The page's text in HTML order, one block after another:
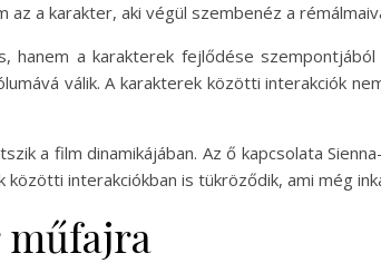
a karakter, aki végül szembenéz a
a karakterek fejlődése
válik. A karakterek közötti interakciók
a film dinamikájában. Az ő kapcsolata
interakciókban is tükröződik, ami még
műfajra